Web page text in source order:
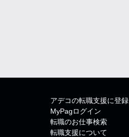
アデコの転職支援に登録
MyPagログイン
転職のお仕事検索
転職支援について